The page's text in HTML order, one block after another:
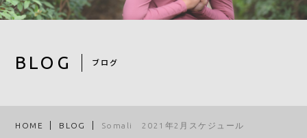
BLOG ブログ
HOME BLOG Somali 2021年2月スケジュール
GALLERY